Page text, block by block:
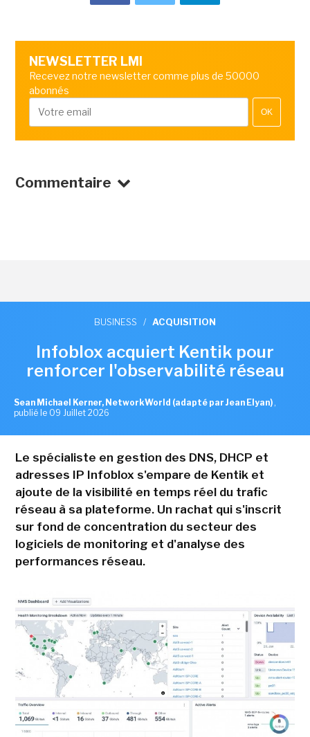
NEWSLETTER LMI
Recevez notre newsletter comme plus de 50000
abonnés
OK
Commentaire
BUSINESS / ACQUISITION
Infoblox acquiert Kentik pour
renforcer l'observabilité réseau
Sean Michael Kerner, NetworkWorld (adapté par Jean Elyan) ,
publié le 09 Juillet 2026
Le spécialiste en gestion des DNS, DHCP et
adresses IP Infoblox s'empare de Kentik et
ajoute de la visibilité en temps réel du trafic
réseau à sa plateforme. Un rachat qui s'inscrit
sur fond de concentration du secteur des
logiciels de monitoring et d'analyse des
performances réseau.